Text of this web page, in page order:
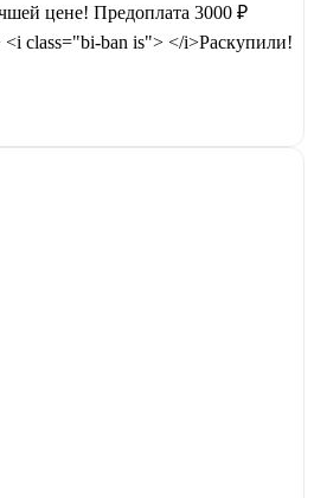
цене! Предоплата 3000 ₽
<i class="bi-ban is"> </i>Раскупили!